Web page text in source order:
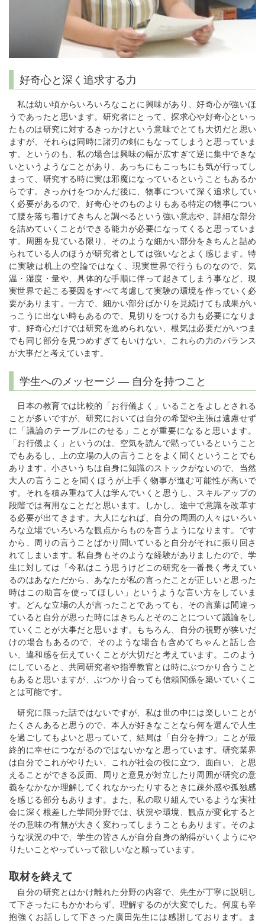
好奇心と深く追求する力
私は幼い頃からいろいろなことに興味があり、好奇心が強いほ
うであったと思います。研究者にとって、探求心や好奇心といっ
たものは研究に対するきっかけという意味でとても大切だと思い
ますが、それらは同時に諸刃の剣にもなってしまうと思っていま
す。というのも、私の場合は興味の幅が広すぎて逆に集中できな
いというようなことがあり、あっちにもこっちにも気が行ってし
まって、研究する時に実は邪魔になっているということもあるか
らです。きっかけをつかんだ後に、物事について深く追求してい
く必要があるので、好奇心そのものよりもある特定の物事につい
て腰を落ち着けてきちんと調べるという強い意志や、詳細な部分
を詰めていくことができる能力が必要になってくると思っていま
す。周囲を見ている限り、そのような細かい部分をきちんと詰め
られている人のほうが研究者としては強いなとよく感じます。特
に実験は机上の空論ではなく、現実世界で行うものなので、気
温・湿度・量や、具体的な手順に伴って起きてしまう事など、現
実世界で起こる要因をすべて考慮して実験の環境を作っていく必
要があります。一方で、細かい部分ばかりを見続けても成果がい
っこうに出ない時もあるので、見切りをつける力も必要になりま
す。好奇心だけでは研究を進められない、根気は必要だがいつま
でも同じ部分を見つめすぎてもいけない、これらの力のバランス
が大事だと考えています。
学生へのメッセージ ― 自分を持つこと
日本の教育では比較的「お行儀よく」いることをよしとされる
ことが多いですが、研究においては自分の希望や主張は遠慮せず
に「議論のテーブルにのせる」ことが重要になると思います。
「お行儀よく」というのは、空気を読んで黙っているということ
でもあるし、上の立場の人の言うことをよく聞くということでも
あります。小さいうちは自身に知識のストックがないので、当然
大人の言うことを聞くほうが上手く物事が進む可能性が高いで
す。それを積み重ねて人は学んでいくと思うし、スキルアップの
段階では有用なことだと思います。しかし、途中で意識を改革す
る必要が出てきます。大人になれば、自分の周囲の人々はいろい
ろな立場でいろいろな観点からものを言うようになります。です
から、周りの言うことばかり聞いていると自分がそれに振り回さ
れてしまいます。私自身もそのような経験がありましたので、学
生に対しては「今私はこう思うけどこの研究を一番長く考えてい
るのはあなただから、あなたが私の言ったことが正しいと思った
時はこの助言を使ってほしい」というような言い方をしていま
す。どんな立場の人が言ったことであっても、その言葉は間違っ
ていると自分が思った時にはきちんとそのことについて議論をし
ていくことが大事だと思います。もちろん、自分の視野が狭いだ
けの場合もあるので、そのような場合も含めてちゃんと話し合
い、違和感を伝えていくことが大切だと考えています。このよう
にしていると、共同研究者や指導教官とは時にぶつかり合うこと
もあると思いますが、ぶつかり合っても信頼関係を築いていくこ
とは可能です。
研究に限った話ではないですが、私は世の中には楽しいことが
たくさんあると思うので、本人が好きなことなら何を選んで人生
を過ごしてもよいと思っていて、結局は「自分を持つ」ことが最
終的に幸せにつながるのではないかなと思っています。研究業界
は自分でこれがやりたい、これが社会の役に立つ、面白い、と思
えることができる反面、周りと意見が対立したり周囲が研究の意
義をなかなか理解してくれなかったりするときに疎外感や孤独感
を感じる部分もあります。また、私の取り組んでいるような実社
会に深く根差した学問分野では、状況や環境、観点が変化すると
その意味の有無が大きく変わってしまうこともあります。そのよ
うな状況の中で、学生の皆さんが自分自身の納得がいくようにや
りたいことやっていって欲しいなと願っています。
取材を終えて
自分の研究とはかけ離れた分野の内容で、先生が丁寧に説明し
て下さったにもかかわらず、理解するのが大変でした。何度も辛
抱強くお話しして下さった廣田先生には感謝しております。ま